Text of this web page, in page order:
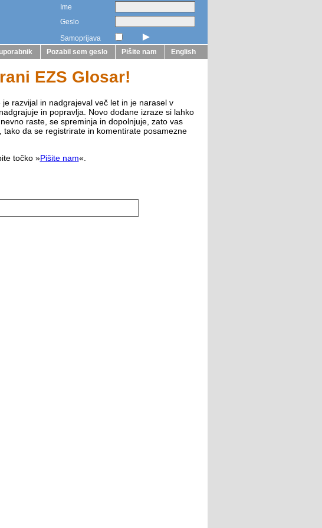
Ime
Geslo
Samoprijava
►
Pozabil sem geslo Pišite nam English
EZS Glosar!
razvijal in nadgrajeval več let in je narasel v
in popravlja. Novo dodane izraze si lahko
raste, se spreminja in dopolnjuje, zato vas
da se registrirate in komentirate posamezne
točko »Pišite nam«.